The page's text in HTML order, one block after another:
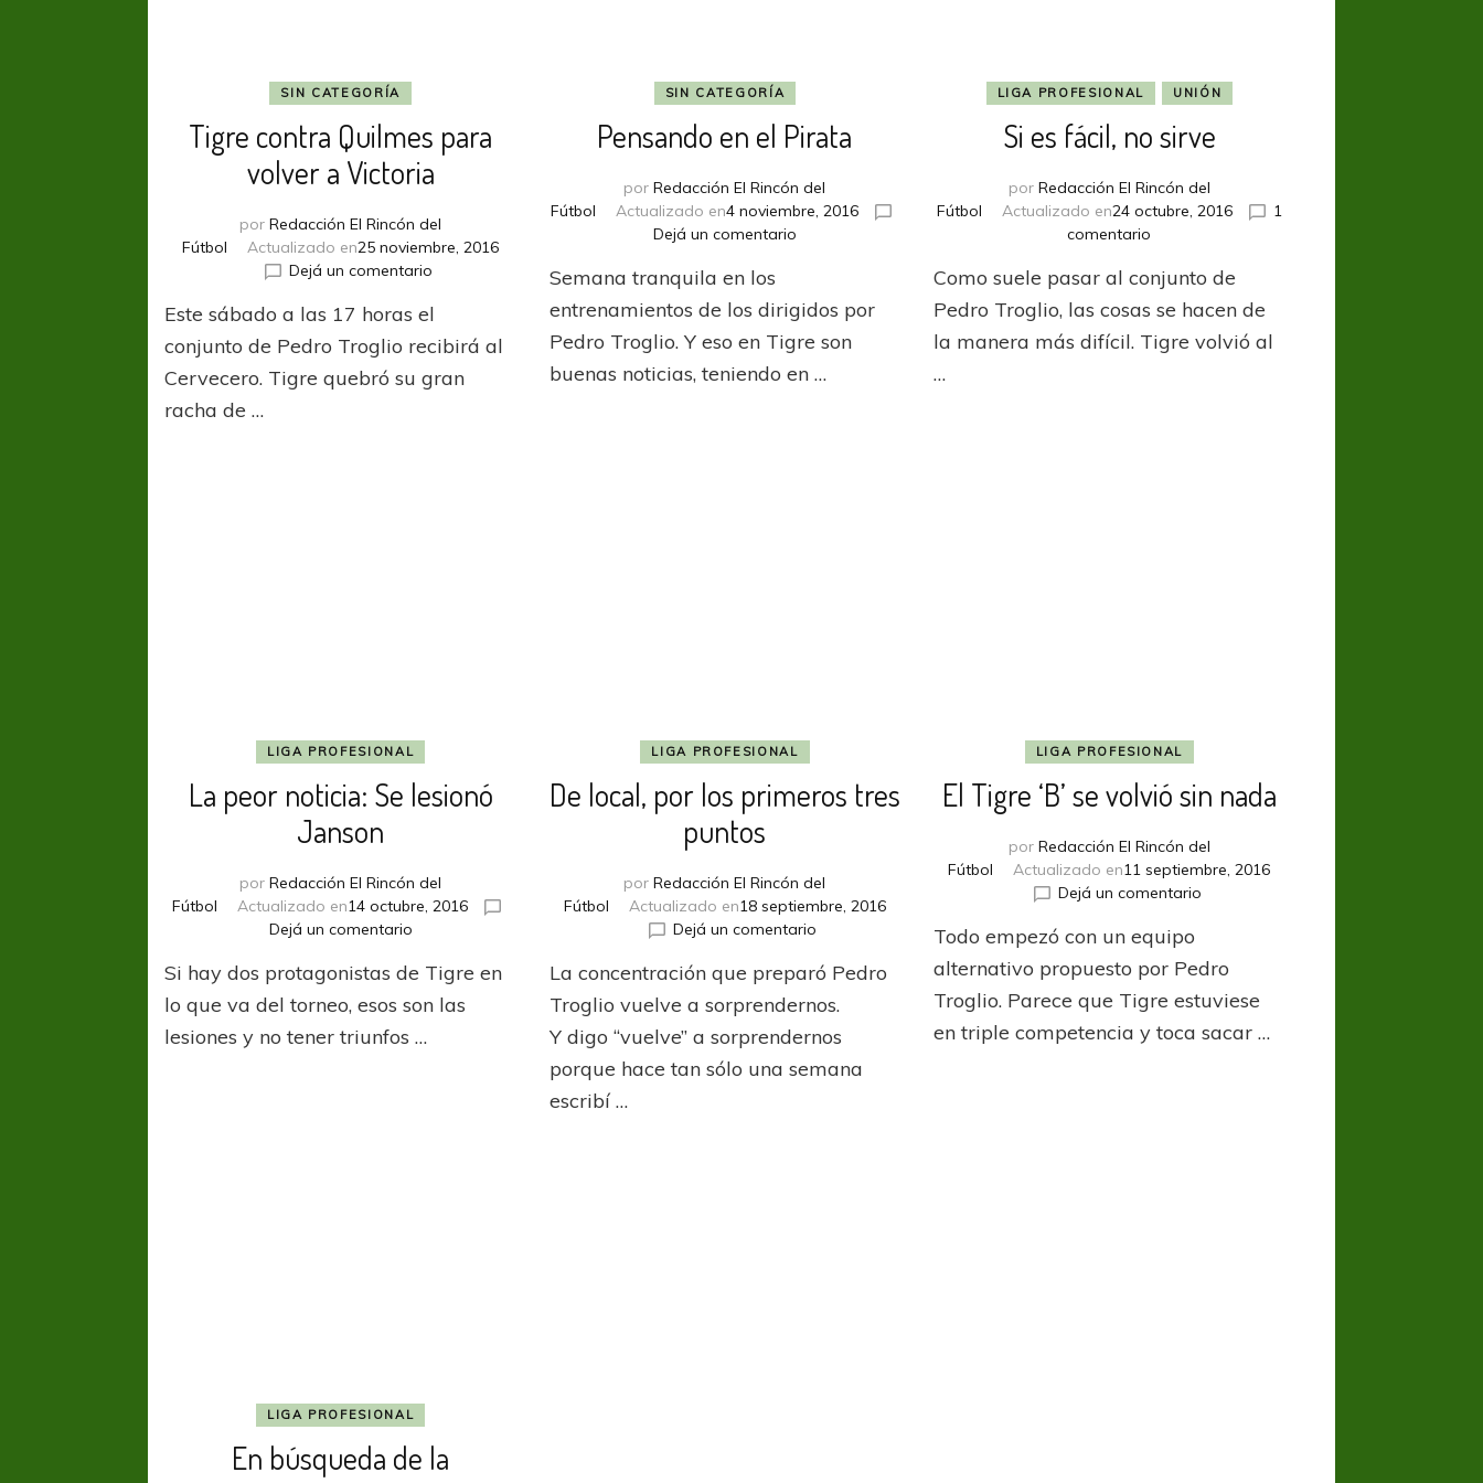
SIN CATEGORÍA
Tigre contra Quilmes para
volver a Victoria
porRedacción El Rincón del
Fútbol
Actualizado en25 noviembre, 2016
Dejá un comentario
Quilmes
volver
Este sábado a las 17 horas el
conjunto de Pedro Troglio recibirá al
Cervecero. Tigre quebró su gran
racha de …
SIN CATEGORÍA
Pensando en el Pirata
porRedacción El Rincón del
Fútbol
Actualizado en4 noviembre, 2016
Dejá un comentarioen
el
Pirata
Semana tranquila en los
entrenamientos de los dirigidos por
Pedro Troglio. Y eso en Tigre son
buenas noticias, teniendo en …
LIGA PROFESIONAL UNIÓN
Si es fácil, no sirve
por Redacción El Rincón del
Fútbol
Actualizado en24 octubre, 2016
1
comentario
es
fácil,
sirve
Como suele pasar al conjunto de
Pedro Troglio, las cosas se hacen de
la manera más difícil. Tigre volvió al
…
LIGA PROFESIONAL
La peor noticia: Se lesionó
Janson
porRedacción El Rincón del
Fútbol
Actualizado en14 octubre, 2016
Dejá un comentarioen
peor
noticia:
lesionó
Si hay dos protagonistas de Tigre en
lo que va del torneo, esos son las
lesiones y no tener triunfos …
LIGA PROFESIONAL
De local, por los primeros tres
puntos
porRedacción El Rincón del
Fútbol
Actualizado en18 septiembre, 2016
Dejá un comentario
local,
por
primeros
tres
La concentración que preparó Pedro
Troglio vuelve a sorprendernos.
Y digo “vuelve” a sorprendernos
porque hace tan sólo una semana
escribí …
LIGA PROFESIONAL
El Tigre ‘B’ se volvió sin nada
por Redacción El Rincón del
Fútbol
Actualizado en11 septiembre, 2016
Dejá un comentarioen
‘B’
volvió
sin
Todo empezó con un equipo
alternativo propuesto por Pedro
Troglio. Parece que Tigre estuviese
en triple competencia y toca sacar …
LIGA PROFESIONAL
En búsqueda de la